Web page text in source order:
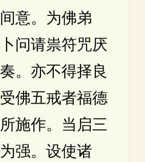
意。为佛弟
问请祟符咒厌
。亦不得择良
佛五戒者福德
施作。当启三
强。设使诸